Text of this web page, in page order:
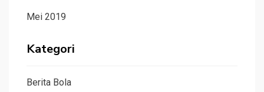
Mei 2019
Kategori
Berita Bola